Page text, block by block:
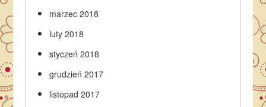
marzec 2018
luty 2018
styczeń 2018
grudzień 2017
listopad 2017